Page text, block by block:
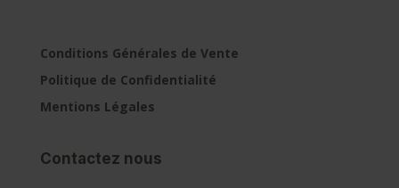
Conditions Générales de Vente
Politique de Confidentialité
Mentions Légales
Contactez nous